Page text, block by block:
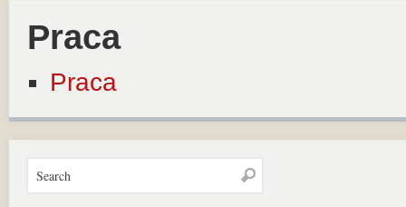
Praca
Praca